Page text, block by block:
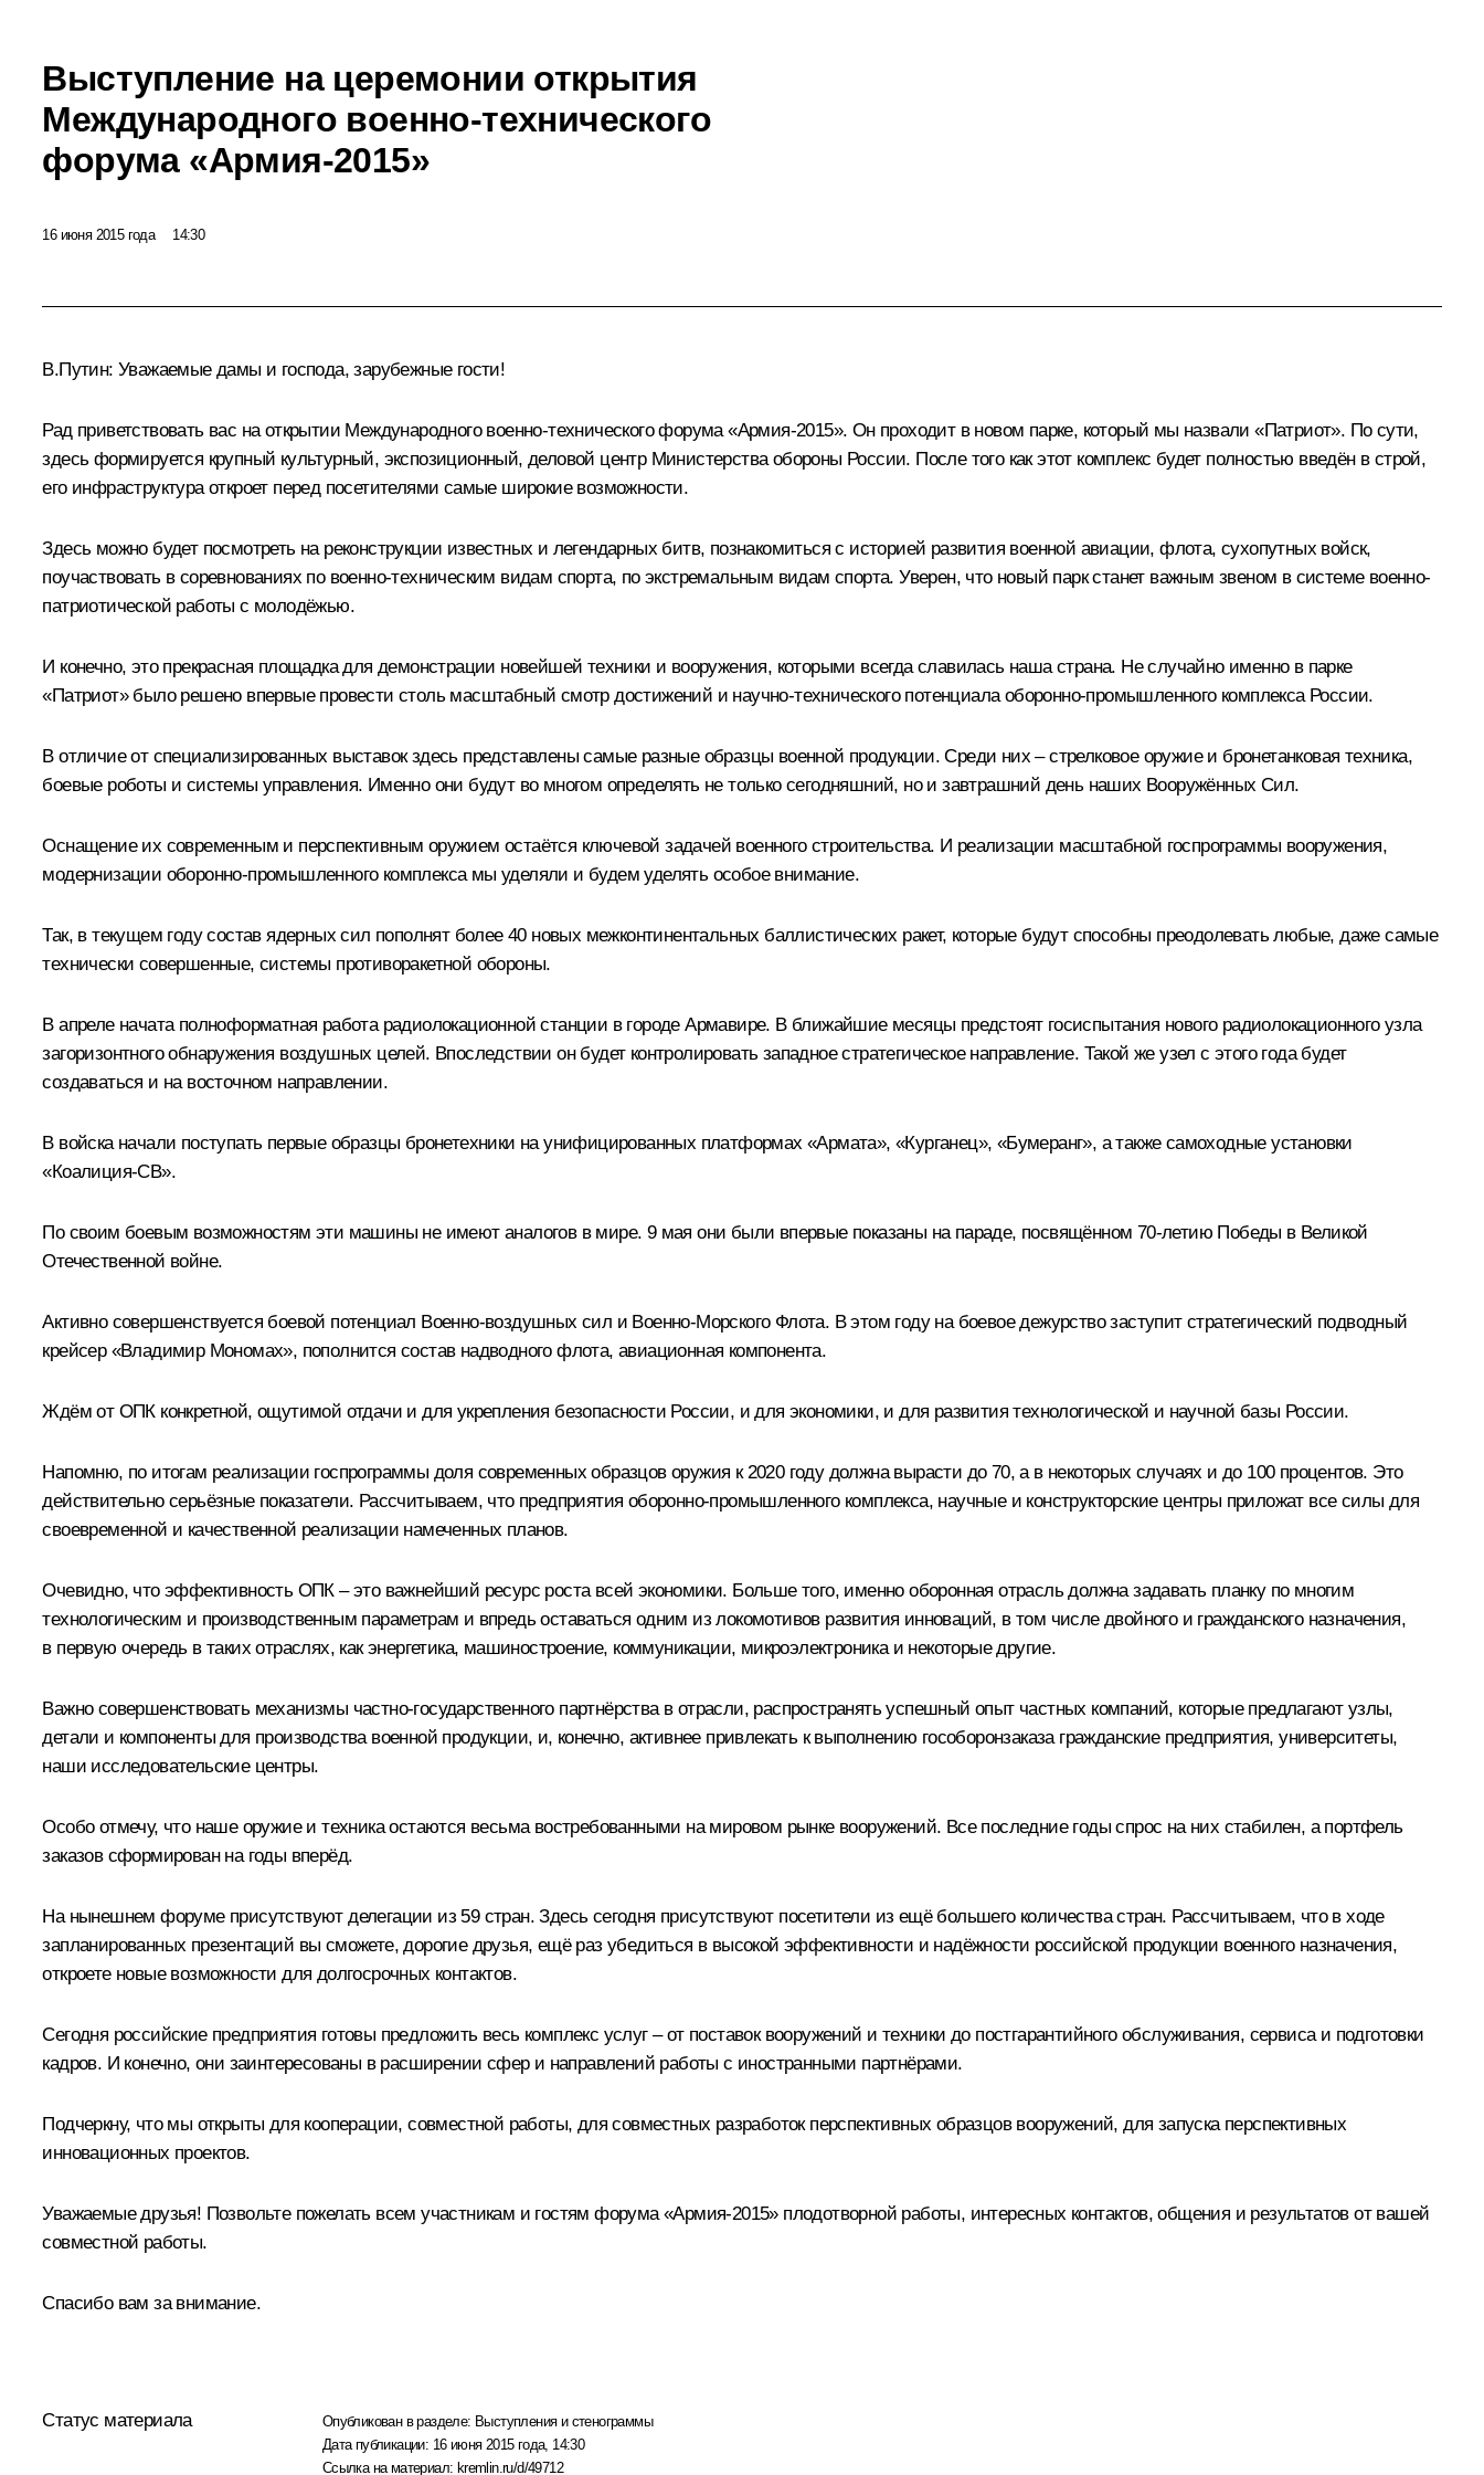
Выступление на церемонии открытия
Международного военно-технического
форума «Армия-2015»
16 июня 2015 года 14:30
В.Путин: Уважаемые дамы и господа, зарубежные гости!
Рад приветствовать вас на открытии Международного военно-технического форума «Армия-2015». Он проходит в новом парке, который мы назвали «Патриот». По сути,
здесь формируется крупный культурный, экспозиционный, деловой центр Министерства обороны России. После того как этот комплекс будет полностью введён в строй,
его инфраструктура откроет перед посетителями самые широкие возможности.
Здесь можно будет посмотреть на реконструкции известных и легендарных битв, познакомиться с историей развития военной авиации, флота, сухопутных войск,
поучаствовать в соревнованиях по военно-техническим видам спорта, по экстремальным видам спорта. Уверен, что новый парк станет важным звеном в системе военно-
патриотической работы с молодёжью.
И конечно, это прекрасная площадка для демонстрации новейшей техники и вооружения, которыми всегда славилась наша страна. Не случайно именно в парке
«Патриот» было решено впервые провести столь масштабный смотр достижений и научно-технического потенциала оборонно-промышленного комплекса России.
В отличие от специализированных выставок здесь представлены самые разные образцы военной продукции. Среди них – стрелковое оружие и бронетанковая техника,
боевые роботы и системы управления. Именно они будут во многом определять не только сегодняшний, но и завтрашний день наших Вооружённых Сил.
Оснащение их современным и перспективным оружием остаётся ключевой задачей военного строительства. И реализации масштабной госпрограммы вооружения,
модернизации оборонно-промышленного комплекса мы уделяли и будем уделять особое внимание.
Так, в текущем году состав ядерных сил пополнят более 40 новых межконтинентальных баллистических ракет, которые будут способны преодолевать любые, даже самые
технически совершенные, системы противоракетной обороны.
В апреле начата полноформатная работа радиолокационной станции в городе Армавире. В ближайшие месяцы предстоят госиспытания нового радиолокационного узла
загоризонтного обнаружения воздушных целей. Впоследствии он будет контролировать западное стратегическое направление. Такой же узел с этого года будет
создаваться и на восточном направлении.
В войска начали поступать первые образцы бронетехники на унифицированных платформах «Армата», «Курганец», «Бумеранг», а также самоходные установки
«Коалиция-СВ».
По своим боевым возможностям эти машины не имеют аналогов в мире. 9 мая они были впервые показаны на параде, посвящённом 70-летию Победы в Великой
Отечественной войне.
Активно совершенствуется боевой потенциал Военно-воздушных сил и Военно-Морского Флота. В этом году на боевое дежурство заступит стратегический подводный
крейсер «Владимир Мономах», пополнится состав надводного флота, авиационная компонента.
Ждём от ОПК конкретной, ощутимой отдачи и для укрепления безопасности России, и для экономики, и для развития технологической и научной базы России.
Напомню, по итогам реализации госпрограммы доля современных образцов оружия к 2020 году должна вырасти до 70, а в некоторых случаях и до 100 процентов. Это
действительно серьёзные показатели. Рассчитываем, что предприятия оборонно-промышленного комплекса, научные и конструкторские центры приложат все силы для
своевременной и качественной реализации намеченных планов.
Очевидно, что эффективность ОПК – это важнейший ресурс роста всей экономики. Больше того, именно оборонная отрасль должна задавать планку по многим
технологическим и производственным параметрам и впредь оставаться одним из локомотивов развития инноваций, в том числе двойного и гражданского назначения,
в первую очередь в таких отраслях, как энергетика, машиностроение, коммуникации, микроэлектроника и некоторые другие.
Важно совершенствовать механизмы частно-государственного партнёрства в отрасли, распространять успешный опыт частных компаний, которые предлагают узлы,
детали и компоненты для производства военной продукции, и, конечно, активнее привлекать к выполнению гособоронзаказа гражданские предприятия, университеты,
наши исследовательские центры.
Особо отмечу, что наше оружие и техника остаются весьма востребованными на мировом рынке вооружений. Все последние годы спрос на них стабилен, а портфель
заказов сформирован на годы вперёд.
На нынешнем форуме присутствуют делегации из 59 стран. Здесь сегодня присутствуют посетители из ещё большего количества стран. Рассчитываем, что в ходе
запланированных презентаций вы сможете, дорогие друзья, ещё раз убедиться в высокой эффективности и надёжности российской продукции военного назначения,
откроете новые возможности для долгосрочных контактов.
Сегодня российские предприятия готовы предложить весь комплекс услуг – от поставок вооружений и техники до постгарантийного обслуживания, сервиса и подготовки
кадров. И конечно, они заинтересованы в расширении сфер и направлений работы с иностранными партнёрами.
Подчеркну, что мы открыты для кооперации, совместной работы, для совместных разработок перспективных образцов вооружений, для запуска перспективных
инновационных проектов.
Уважаемые друзья! Позвольте пожелать всем участникам и гостям форума «Армия-2015» плодотворной работы, интересных контактов, общения и результатов от вашей
совместной работы.
Спасибо вам за внимание.
Статус материала Опубликован в разделе: Выступления и стенограммы
Дата публикации: 16 июня 2015 года, 14:30
Ссылка на материал: kremlin.ru/d/49712